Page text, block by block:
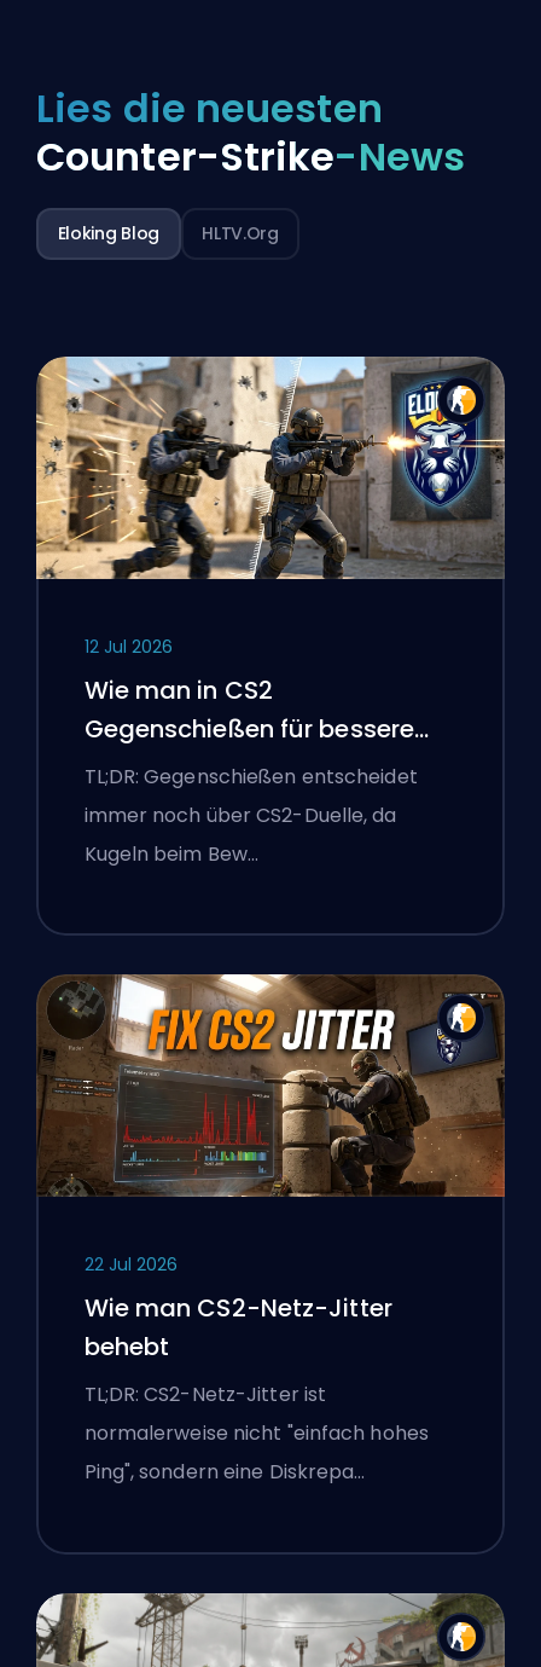
Lies die neuesten
Counter-Strike-News
Eloking Blog HLTV.org
12 Jul 2026
Wie man in CS2
Gegenschießen für bessere
Genauigkeit
TL;DR: Gegenschießen entscheidet
immer noch über CS2-Duelle, da
Kugeln beim Bew…
22 Jul 2026
Wie man CS2-Netz-Jitter
behebt
TL;DR: CS2-Netz-Jitter ist
normalerweise nicht "einfach hohes
Ping", sondern eine Diskrepa…